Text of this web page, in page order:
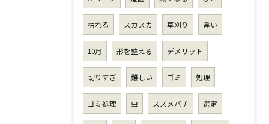
枯れる スカスカ 草刈り 違い
10月 形を整える デメリット
切りすぎ 難しい ゴミ 処理
ゴミ処理 虫 スズメバチ 選定